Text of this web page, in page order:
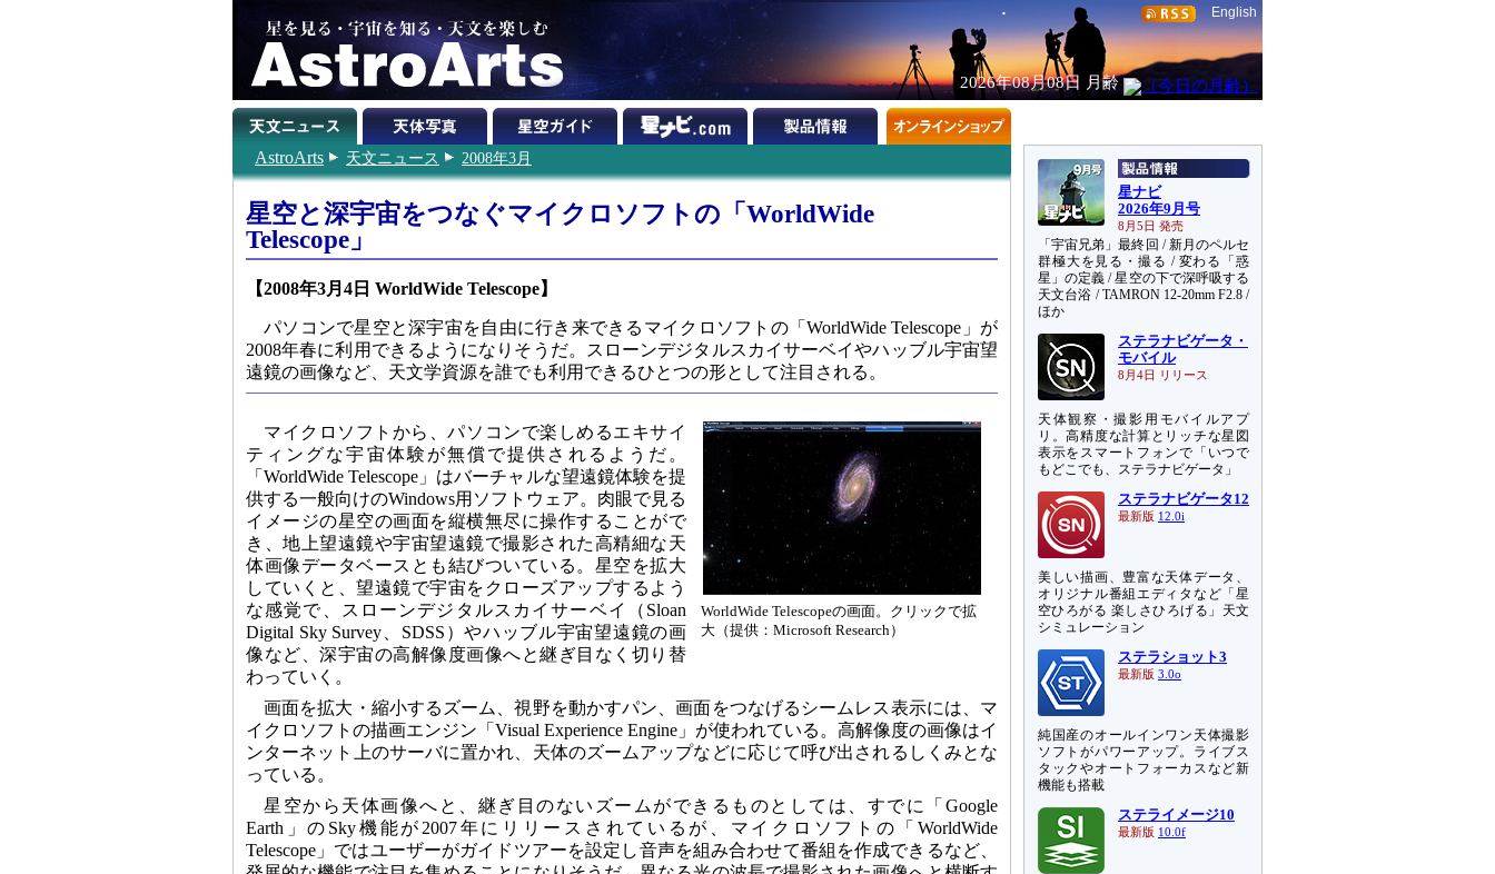
English
2026年08月08日 月齢
AstroArts 天文ニュース 2008年3月
星空と深宇宙をつなぐマイクロソフトの「WorldWide
Telescope」
【2008年3月4日 WorldWide Telescope】
パソコンで星空と深宇宙を自由に行き来できるマイクロソフトの「WorldWide Telescope」が
2008年春に利用できるようになりそうだ。スローンデジタルスカイサーベイやハッブル宇宙望
遠鏡の画像など、天文学資源を誰でも利用できるひとつの形として注目される。
WorldWide Telescopeの画面。クリックで拡
大（提供：Microsoft Research）
マイクロソフトから、パソコンで楽しめるエキサイ
ティングな宇宙体験が無償で提供されるようだ。
「WorldWide Telescope」はバーチャルな望遠鏡体験を提
供する一般向けのWindows用ソフトウェア。肉眼で見る
イメージの星空の画面を縦横無尽に操作することがで
き、地上望遠鏡や宇宙望遠鏡で撮影された高精細な天
体画像データベースとも結びついている。星空を拡大
していくと、望遠鏡で宇宙をクローズアップするよう
な感覚で、スローンデジタルスカイサーベイ（Sloan
Digital Sky Survey、SDSS）やハッブル宇宙望遠鏡の画
像など、深宇宙の高解像度画像へと継ぎ目なく切り替
わっていく。
画面を拡大・縮小するズーム、視野を動かすパン、画面をつなげるシームレス表示には、マ
イクロソフトの描画エンジン「Visual Experience Engine」が使われている。高解像度の画像はイ
ンターネット上のサーバに置かれ、天体のズームアップなどに応じて呼び出されるしくみとな
っている。
星空から天体画像へと、継ぎ目のないズームができるものとしては、すでに「Google
Earth」のSky機能が2007年にリリースされているが、マイクロソフトの「WorldWide
Telescope」ではユーザーがガイドツアーを設定し音声を組み合わせて番組を作成できるなど、
星ナビ
2026年9月号
8月5日 発売
「宇宙兄弟」最終回 / 新月のペルセ
群極大を見る・撮る / 変わる「惑
星」の定義 / 星空の下で深呼吸する
天文台浴 / TAMRON 12-20mm F2.8 /
ほか
ステラナビゲータ・
モバイル
8月4日 リリース
天体観察・撮影用モバイルアプ
リ。高精度な計算とリッチな星図
表示をスマートフォンで「いつで
もどこでも、ステラナビゲータ」
ステラナビゲータ12
最新版 12.0i
美しい描画、豊富な天体データ、
オリジナル番組エディタなど「星
空ひろがる 楽しさひろげる」天文
シミュレーション
ステラショット3
最新版 3.0o
純国産のオールインワン天体撮影
ソフトがパワーアップ。ライブス
タックやオートフォーカスなど新
機能も搭載
ステライメージ10
最新版 10.0f